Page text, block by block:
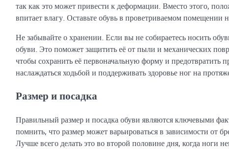
так как это может привести к деформации. Вместо этого,
впитает влагу. Оставьте обувь в проветриваемом помещении
Не забывайте о хранении. Если вы не собираетесь носить
обуви. Это поможет защитить её от пыли и механических
чтобы сохранить её первоначальную форму и
наслаждаться ходьбой и поддерживать здоровье ног на
Размер и посадка
Правильный размер и посадка обуви являются ключевыми
помнить, что размер может варьироваться в зависимости от
Лучше всего делать это во второй половине дня, когда ноги